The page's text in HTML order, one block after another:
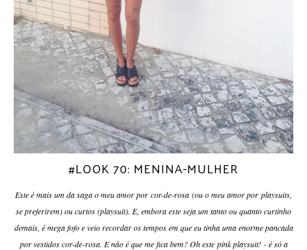
#LOOK 70: MENINA-MULHER
Este é mais um da saga o meu amor por cor-de-rosa (ou o meu amor por playsuits,
se preferirem) ou curtos (playsuit). E, embora este seja um tanto ou quanto curtinho
demais, é mega fofo e veio recordar os tempos em que eu tinha uma enorme pancada
por vestidos cor-de-rosa. E não é que me fica bem? Oh este pink playsuit! - é só a